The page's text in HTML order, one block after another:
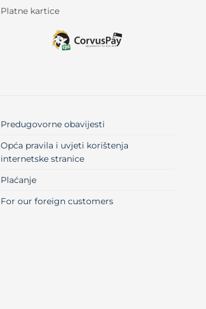
Platne kartice
Predugovorne obavijesti
Opća pravila i uvjeti korištenja
internetske stranice
Plaćanje
For our foreign customers